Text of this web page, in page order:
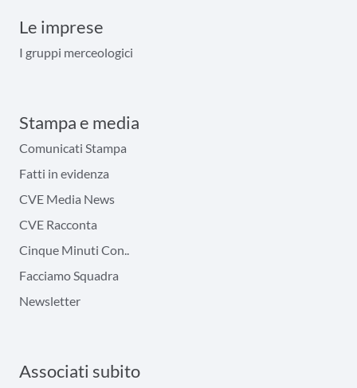
Le imprese
I gruppi merceologici
Stampa e media
Comunicati Stampa
Fatti in evidenza
CVE Media News
CVE Racconta
Cinque Minuti Con..
Facciamo Squadra
Newsletter
Associati subito